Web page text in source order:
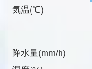
気温(℃)
降水量(mm/h)